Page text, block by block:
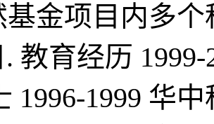
金项目内多个
教育经历 1999-
1999 华